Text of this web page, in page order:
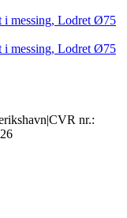
i messing, Lodret Ø75
i messing, Lodret Ø75
|CVR nr.: